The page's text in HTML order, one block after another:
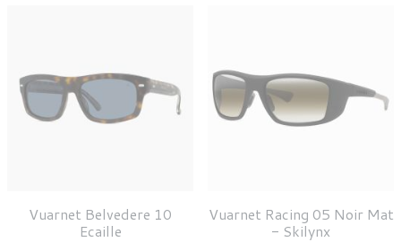
Vuarnet Belvedere 10
Ecaille
Vuarnet Racing 05 Noir Mat
- Skilynx